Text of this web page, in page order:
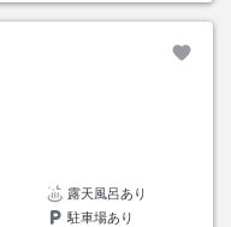
露天風呂あり
駐車場あり